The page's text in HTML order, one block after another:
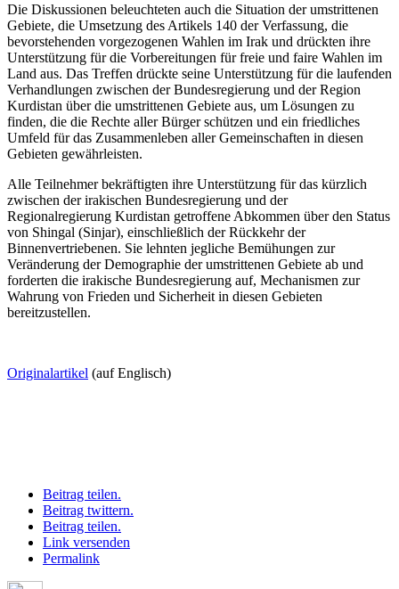
Die Diskussionen beleuchteten auch die Situation der umstrittenen
Gebiete, die Umsetzung des Artikels 140 der Verfassung, die
bevorstehenden vorgezogenen Wahlen im Irak und drückten ihre
Unterstützung für die Vorbereitungen für freie und faire Wahlen im
Land aus. Das Treffen drückte seine Unterstützung für die laufenden
Verhandlungen zwischen der Bundesregierung und der Region
Kurdistan über die umstrittenen Gebiete aus, um Lösungen zu
finden, die die Rechte aller Bürger schützen und ein friedliches
Umfeld für das Zusammenleben aller Gemeinschaften in diesen
Gebieten gewährleisten.
Alle Teilnehmer bekräftigten ihre Unterstützung für das kürzlich
zwischen der irakischen Bundesregierung und der
Regionalregierung Kurdistan getroffene Abkommen über den Status
von Shingal (Sinjar), einschließlich der Rückkehr der
Binnenvertriebenen. Sie lehnten jegliche Bemühungen zur
Veränderung der Demographie der umstrittenen Gebiete ab und
forderten die irakische Bundesregierung auf, Mechanismen zur
Wahrung von Frieden und Sicherheit in diesen Gebieten
bereitzustellen.
Originalartikel (auf Englisch)
Beitrag teilen.
Beitrag twittern.
Beitrag teilen.
Link versenden
Permalink